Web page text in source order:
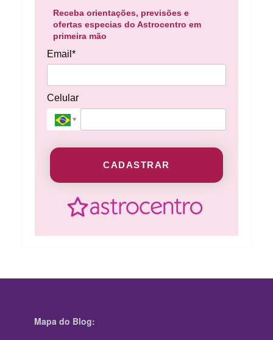
Receba orientações, previsões e
ofertas especias do Astrocentro em
primeira mão
Email*
Celular
CADASTRAR
Mapa do Blog: